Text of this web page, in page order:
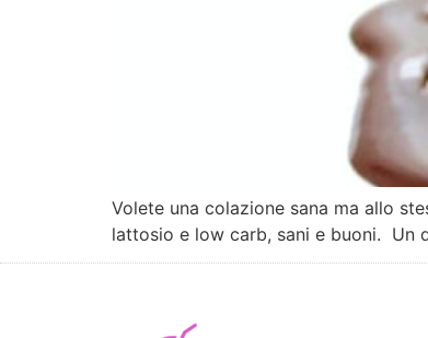
Volete una colazione sana ma allo
lattosio e low carb, sani e buoni. Un